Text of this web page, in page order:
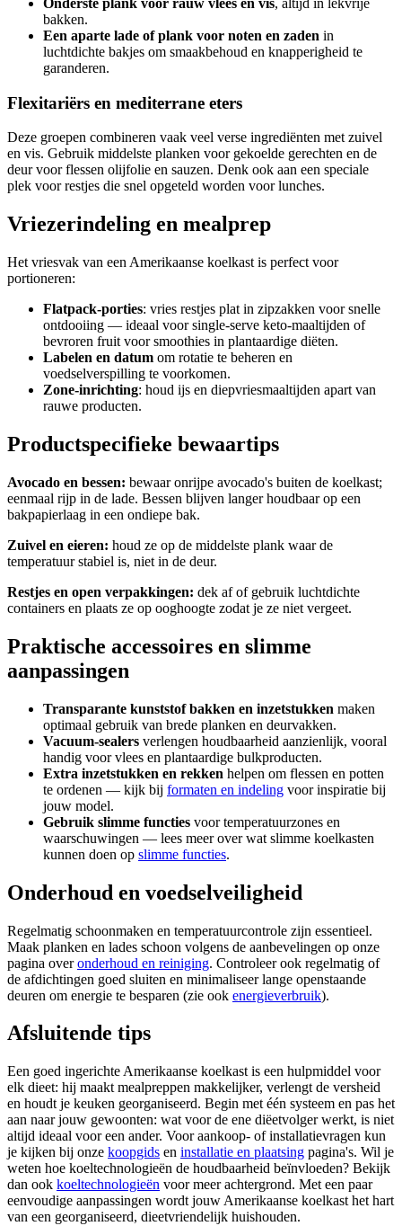
bakken.
Een aparte lade of plank voor noten en zaden in
luchtdichte bakjes om smaakbehoud en knapperigheid te
garanderen.
Flexitariërs en mediterrane eters
Deze groepen combineren vaak veel verse ingrediënten met zuivel
en vis. Gebruik middelste planken voor gekoelde gerechten en de
deur voor flessen olijfolie en sauzen. Denk ook aan een speciale
plek voor restjes die snel opgeteld worden voor lunches.
Vriezerindeling en mealprep
Het vriesvak van een Amerikaanse koelkast is perfect voor
portioneren:
Flatpack-porties: vries restjes plat in zipzakken voor snelle
ontdooiing — ideaal voor single-serve keto-maaltijden of
bevroren fruit voor smoothies in plantaardige diëten.
Labelen en datum om rotatie te beheren en
voedselverspilling te voorkomen.
Zone-inrichting: houd ijs en diepvriesmaaltijden apart van
rauwe producten.
Productspecifieke bewaartips
Avocado en bessen: bewaar onrijpe avocado's buiten de koelkast;
eenmaal rijp in de lade. Bessen blijven langer houdbaar op een
bakpapierlaag in een ondiepe bak.
Zuivel en eieren: houd ze op de middelste plank waar de
temperatuur stabiel is, niet in de deur.
Restjes en open verpakkingen: dek af of gebruik luchtdichte
containers en plaats ze op ooghoogte zodat je ze niet vergeet.
Praktische accessoires en slimme
aanpassingen
Transparante kunststof bakken en inzetstukken maken
optimaal gebruik van brede planken en deurvakken.
Vacuum-sealers verlengen houdbaarheid aanzienlijk, vooral
handig voor vlees en plantaardige bulkproducten.
Extra inzetstukken en rekken helpen om flessen en potten
te ordenen — kijk bij formaten en indeling voor inspiratie bij
jouw model.
Gebruik slimme functies voor temperatuurzones en
waarschuwingen — lees meer over wat slimme koelkasten
kunnen doen op slimme functies.
Onderhoud en voedselveiligheid
Regelmatig schoonmaken en temperatuurcontrole zijn essentieel.
Maak planken en lades schoon volgens de aanbevelingen op onze
pagina overonderhoud en reiniging. Controleer ook regelmatig of
de afdichtingen goed sluiten en minimaliseer lange openstaande
deuren om energie te besparen (zie ook energieverbruik).
Afsluitende tips
Een goed ingerichte Amerikaanse koelkast is een hulpmiddel voor
elk dieet: hij maakt mealpreppen makkelijker, verlengt de versheid
en houdt je keuken georganiseerd. Begin met één systeem en pas het
aan naar jouw gewoonten: wat voor de ene diëetvolger werkt, is niet
altijd ideaal voor een ander. Voor aankoop- of installatievragen kun
je kijken bij onze koopgids en installatie en plaatsing pagina's. Wil je
weten hoe koeltechnologieën de houdbaarheid beïnvloeden? Bekijk
dan ook koeltechnologieën voor meer achtergrond. Met een paar
eenvoudige aanpassingen wordt jouw Amerikaanse koelkast het hart
van een georganiseerd, dieetvriendelijk huishouden.